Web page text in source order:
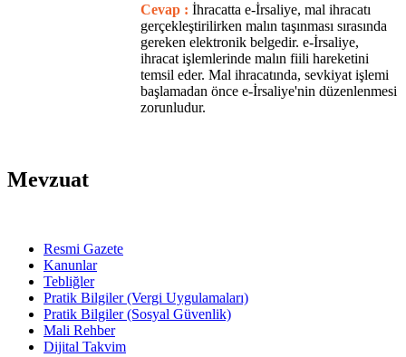
Cevap : İhracatta e-İrsaliye, mal ihracatı
gerçekleştirilirken malın taşınması sırasında
gereken elektronik belgedir. e-İrsaliye,
ihracat işlemlerinde malın fiili hareketini
temsil eder. Mal ihracatında, sevkiyat işlemi
başlamadan önce e-İrsaliye'nin düzenlenmesi
zorunludur.
Mevzuat
Resmi Gazete
Kanunlar
Tebliğler
Pratik Bilgiler (Vergi Uygulamaları)
Pratik Bilgiler (Sosyal Güvenlik)
Mali Rehber
Dijital Takvim